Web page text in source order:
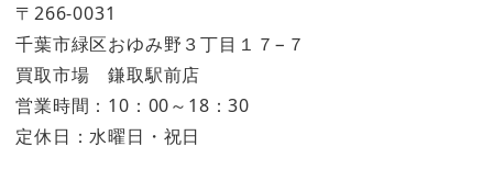
〒266-0031
千葉市緑区おゆみ野３丁目１７−７
買取市場 鎌取駅前店
営業時間：10：00～18：30
定休日：水曜日・祝日